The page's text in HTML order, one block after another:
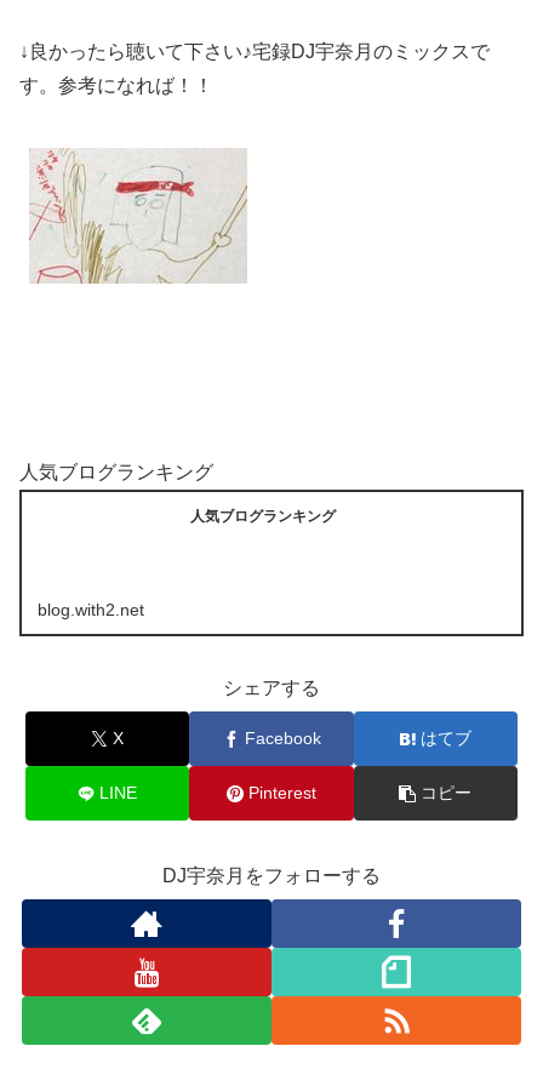
↓良かったら聴いて下さい♪宅録DJ宇奈月のミックスで
す。参考になれば！！
人気ブログランキング
人気ブログランキング
blog.with2.net
シェアする
X Facebook はてブ
LINE Pinterest コピー
DJ宇奈月をフォローする